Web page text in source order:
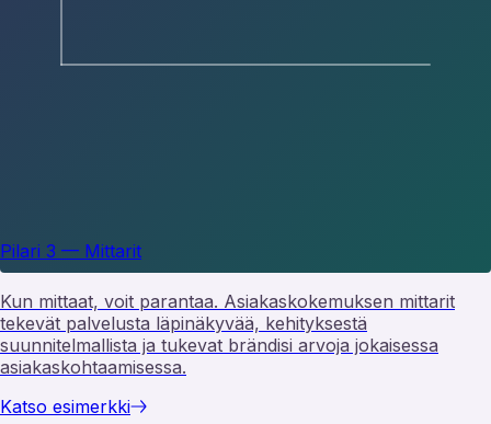
Pilari 3 — Mittarit
Asiakaskokemuksen mittarit
Kun mittaat, voit parantaa. Asiakaskokemuksen mittarit
tekevät palvelusta läpinäkyvää, kehityksestä
suunnitelmallista ja tukevat brändisi arvoja jokaisessa
asiakaskohtaamisessa.
Katso esimerkki